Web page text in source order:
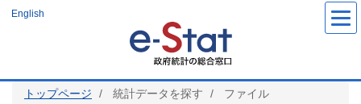
ツ
English
トップページ 統計データを探す ファイル